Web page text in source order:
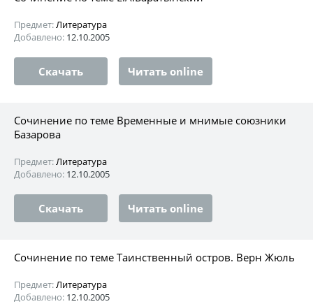
Предмет:Литература
Добавлено: 12.10.2005
Скачать Читать online
Сочинение по теме Временные и мнимые союзники
Базарова
Предмет:Литература
Добавлено: 12.10.2005
Скачать Читать online
Сочинение по теме Таинственный остров. Верн Жюль
Предмет:Литература
Добавлено: 12.10.2005